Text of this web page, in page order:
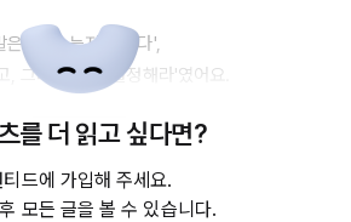
은 '아직 늦지 않았다',
, 그러고 나서 결정해라'였어요.
는 나이도 늦어지고, 직무전환을 뒤늦게 하는
어요. 요즘 시대는 더더욱 이직을 잦게 하는
는 평생직장 개념은 점점 사라지고 있으니깐
를 더 읽고 싶다면?
티드에 가입해 주세요.
모든 글을 볼 수 있습니다.